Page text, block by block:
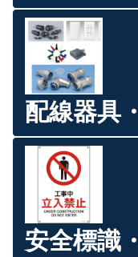
配線器具
安全標識